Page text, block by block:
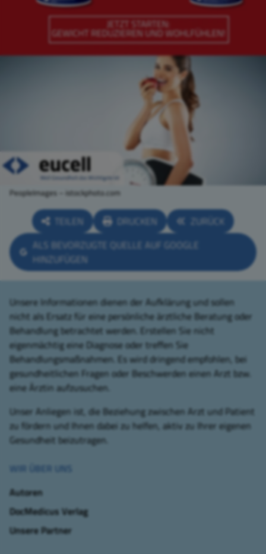
PeopleImages – istockphoto.com
TEILEN DRUCKEN
ZURÜCK
ALS BEVORZUGTE QUELLE AUF GOOGLE
HINZUFÜGEN
Unsere Informationen dienen der Aufklärung und sollen
nicht als Ersatz für eine persönliche ärztliche Beratung oder
Behandlung betrachtet werden. Erstellen Sie nicht
eigenmächtig eine Diagnose oder treffen Sie
Behandlungsmaßnahmen. Es wird dringend empfohlen, bei
gesundheitlichen Fragen oder Beschwerden einen Arzt bzw.
eine Ärztin aufzusuchen.
Unser Anliegen ist, die Beziehung zwischen Arzt und Patient
zu fördern und Ihnen dabei zu helfen, aktiv zu Ihrer eigenen
Gesundheit beizutragen.
WIR ÜBER UNS
Autoren
DocMedicus Verlag
Unsere Partner